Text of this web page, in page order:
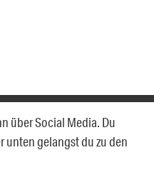
über Social Media. Du
unten gelangst du zu den